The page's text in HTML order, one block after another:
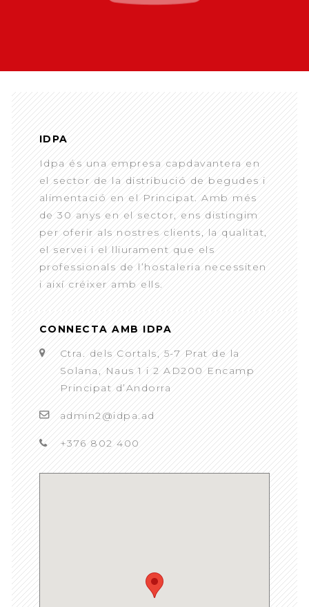
IDPA
Idpa és una empresa capdavantera en
el sector de la distribució de begudes i
alimentació en el Principat. Amb més
de 30 anys en el sector, ens distingim
per oferir als nostres clients, la qualitat,
el servei i el lliurament que els
professionals de l’hostaleria necessiten
i així créixer amb ells.
CONNECTA AMB IDPA
Ctra. dels Cortals, 5-7 Prat de la
Solana, Naus 1 i 2 AD200 Encamp
Principat d’Andorra
admin2@idpa.ad
+376 802 400